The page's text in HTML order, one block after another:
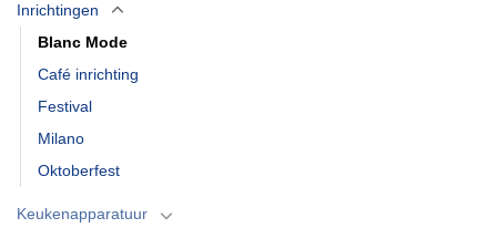
Inrichtingen
Blanc Mode
Café inrichting
Festival
Milano
Oktoberfest
Keukenapparatuur